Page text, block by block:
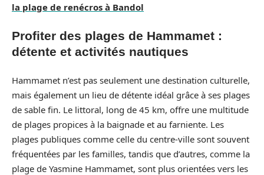
la plage de renécros à Bandol
Profiter des plages de Hammamet :
détente et activités nautiques
Hammamet n’est pas seulement une destination culturelle,
mais également un lieu de détente idéal grâce à ses plages
de sable fin. Le littoral, long de 45 km, offre une multitude
de plages propices à la baignade et au farniente. Les
plages publiques comme celle du centre-ville sont souvent
fréquentées par les familles, tandis que d’autres, comme la
plage de Yasmine Hammamet, sont plus orientées vers les